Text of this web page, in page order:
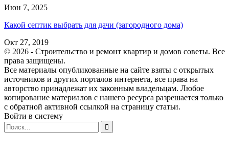
Июн 7, 2025
Какой септик выбрать для дачи (загородного дома)
Окт 27, 2019
© 2026 - Строительство и ремонт квартир и домов советы. Все
права защищены.
Все материалы опубликованные на сайте взяты с открытых
источников и других порталов интернета, все права на
авторство принадлежат их законным владельцам. Любое
копирование материалов с нашего ресурса разрешается только
с обратной активной ссылкой на страницу статьи.
Войти в систему